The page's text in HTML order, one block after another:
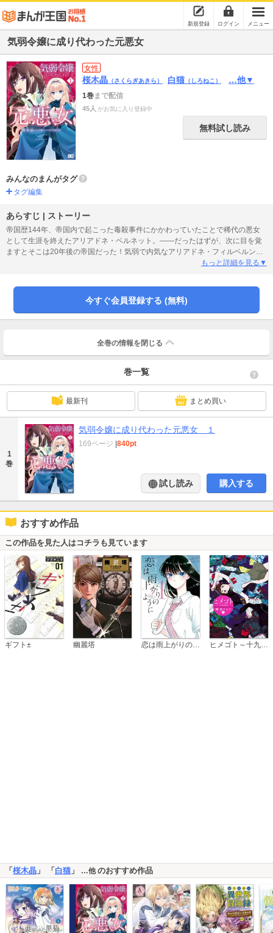
新規登録 ログイン メニュー
気弱令嬢に成り代わった元悪女
女性
桜木晶 （さくらぎあきら） 白猫 （しろねこ） …他▼
1巻まで配信
45人 がお気に入り登録中
無料試し読み
みんなのまんがタグ
タグ編集
あらすじ | ストーリー
帝国歴144年、帝国内で起こった毒殺事件にかかわっていたことで稀代の悪女
として生涯を終えたアリアドネ・ベルネット。――だったはずが、次に目を覚
ますとそこは20年後の帝国だった！気弱で内気なアリアドネ・フィルベルン公
爵令嬢に憑依したが、本物の彼女は12歳で自ら命を投げ出してしまっていて…
もっと詳細を見る▼
今すぐ会員登録する (無料)
全巻の情報を 閉じる
巻一覧
最新刊 まとめ買い
1
巻
気弱令嬢に成り代わった元悪女 １
169ページ |840pt
試し読み 購入する
おすすめ作品
この作品を見た人はコチラも見ています
ギフト± 幽麗塔 ヒメゴト～十九歳の制服～
「桜木晶 」 「白猫 」 …他のおすすめ作品